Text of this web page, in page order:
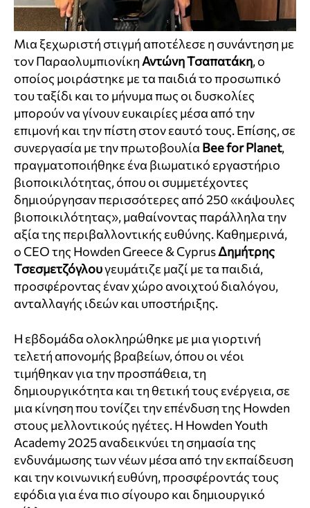
Μια ξεχωριστή στιγμή αποτέλεσε η συνάντηση με
τον ΠαραολυμπιονίκηΑντώνη Τσαπατάκη, ο
οποίος μοιράστηκε με τα παιδιά το προσωπικό
του ταξίδι και το μήνυμα πως οι δυσκολίες
μπορούν να γίνουν ευκαιρίες μέσα από την
επιμονή και την πίστη στον εαυτό τους. Επίσης, σε
συνεργασία με την πρωτοβουλία Bee for Planet,
πραγματοποιήθηκε ένα βιωματικό εργαστήριο
βιοποικιλότητας, όπου οι συμμετέχοντες
δημιούργησαν περισσότερες από 250 «κάψουλες
βιοποικιλότητας», μαθαίνοντας παράλληλα την
αξία της περιβαλλοντικής ευθύνης. Καθημερινά,
ο CEO της Howden Greece & CyprusΔημήτρης
Τσεσμετζόγλουγευμάτιζε μαζί με τα παιδιά,
προσφέροντας έναν χώρο ανοιχτού διαλόγου,
ανταλλαγής ιδεών και υποστήριξης.
Η εβδομάδα ολοκληρώθηκε με μια γιορτινή
τελετή απονομής βραβείων, όπου οι νέοι
τιμήθηκαν για την προσπάθεια, τη
δημιουργικότητα και τη θετική τους ενέργεια, σε
μια κίνηση που τονίζει την επένδυση της Howden
στους μελλοντικούς ηγέτες. Η Howden Youth
Academy 2025 αναδεικνύει τη σημασία της
ενδυνάμωσης των νέων μέσα από την εκπαίδευση
και την κοινωνική ευθύνη, προσφέροντάς τους
εφόδια για ένα πιο σίγουρο και δημιουργικό